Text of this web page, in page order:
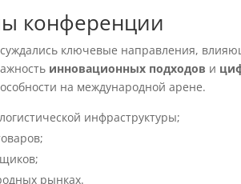
конференции
ключевые направления,
инновационных подходов и
на международной арене.
инфраструктуры;
рынках.